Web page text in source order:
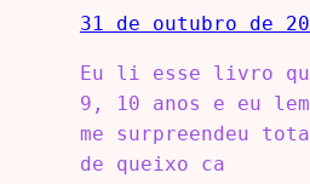
31 de outubro de
Eu li esse livro
9, 10 anos e eu
me surpreendeu
de queixo ca